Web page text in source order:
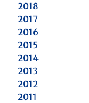
2018
2017
2016
2015
2014
2013
2012
2011